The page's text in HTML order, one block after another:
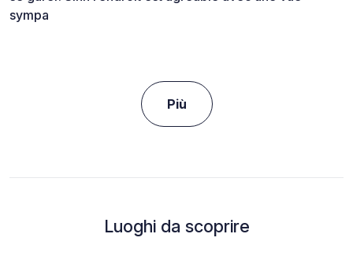
sympa
Più
Luoghi da scoprire